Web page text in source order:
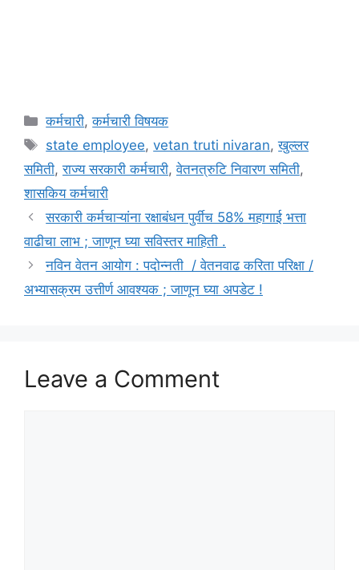
Categories
कर्मचारी,कर्मचारी विषयक
Tags
state employee,vetan truti nivaran,खुल्लर
समिती,राज्य सरकारी कर्मचारी,वेतनत्रुटि निवारण समिती,
शासकिय कर्मचारी
सरकारी कर्मचाऱ्यांना रक्षाबंधन पुर्वीच 58% महागाई भत्ता
वाढीचा लाभ ; जाणून घ्या सविस्तर माहिती .
नविन वेतन आयोग : पदोन्नती / वेतनवाढ करिता परिक्षा /
अभ्यासक्रम उत्तीर्ण आवश्यक ; जाणून घ्या अपडेट !
Leave a Comment